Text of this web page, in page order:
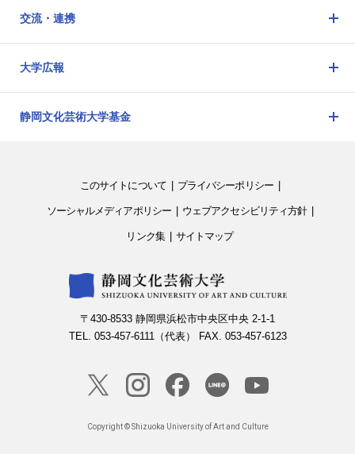
閉
ュ
ー
閉
交流・連携
ュ
ー
大学広報
ュ
静岡文化芸術大学基金
このサイトについて プライバシーポリシー
ソーシャルメディアポリシー ウェブアクセシビリティ方針
リンク集 サイトマップ
〒430-8533 静岡県浜松市中央区中央 2-1-1
TEL. 053-457-6111（代表） FAX. 053-457-6123
Copyright © Shizuoka University of Art and Culture